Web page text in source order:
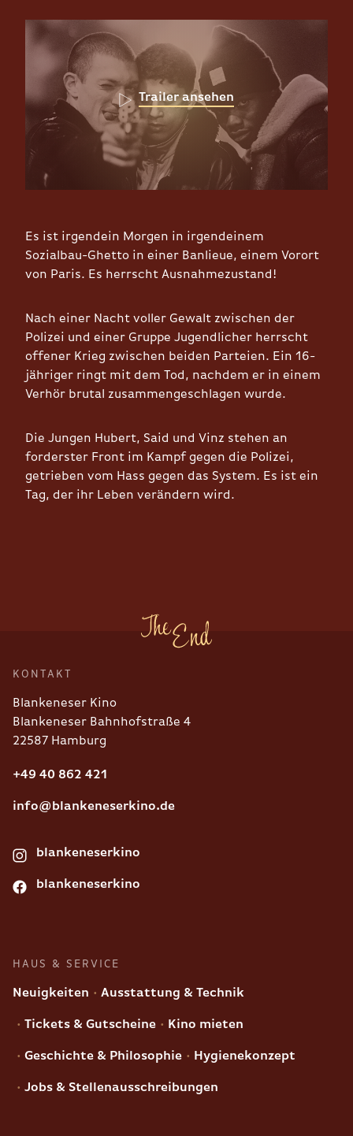
Trailer ansehen
Es ist irgendein Morgen in irgendeinem
Sozialbau-Ghetto in einer Banlieue, einem Vorort
von Paris. Es herrscht Ausnahmezustand!
Nach einer Nacht voller Gewalt zwischen der
Polizei und einer Gruppe Jugendlicher herrscht
offener Krieg zwischen beiden Parteien. Ein 16-
jähriger ringt mit dem Tod, nachdem er in einem
Verhör brutal zusammengeschlagen wurde.
Die Jungen Hubert, Said und Vinz stehen an
forderster Front im Kampf gegen die Polizei,
getrieben vom Hass gegen das System. Es ist ein
Tag, der ihr Leben verändern wird.
KONTAKT
Blankeneser Kino
Blankeneser Bahnhofstraße 4
22587 Hamburg
+49 40 862 421
info@blankeneserkino.de
blankeneserkino
blankeneserkino
HAUS & SERVICE
Neuigkeiten Ausstattung & Technik
Tickets & Gutscheine Kino mieten
Geschichte & Philosophie Hygienekonzept
Jobs & Stellenausschreibungen